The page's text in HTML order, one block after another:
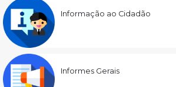
Informação ao Cidadão
Informes Gerais